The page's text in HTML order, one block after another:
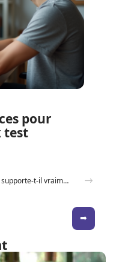
pour
test
Sortie du iPhone SE : les indices dans iOS qui dévoilent déjà le design